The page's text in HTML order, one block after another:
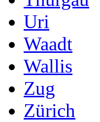
Uri
Waadt
Wallis
Zug
Zürich